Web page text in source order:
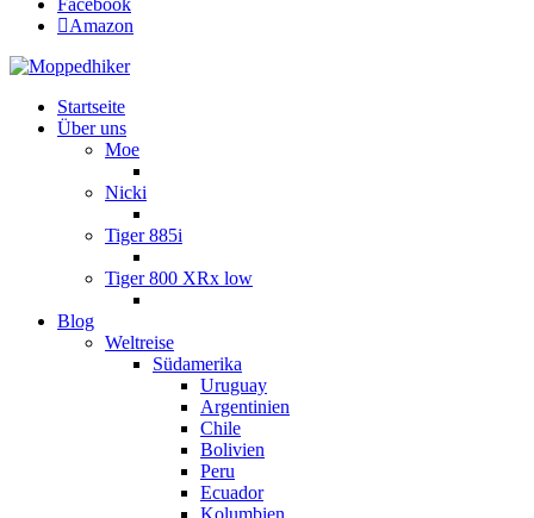
Facebook
Amazon
Startseite
Über uns
Moe
Nicki
Tiger 885i
Tiger 800 XRx low
Blog
Weltreise
Südamerika
Uruguay
Argentinien
Chile
Bolivien
Peru
Ecuador
Kolumbien